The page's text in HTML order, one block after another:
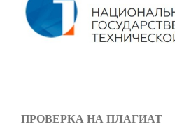
ПРОВЕРКА НА ПЛАГИАТ